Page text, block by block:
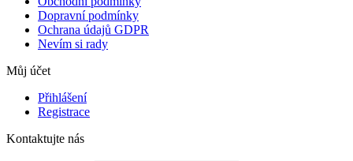
Dopravní podmínky
Ochrana údajů GDPR
Nevím si rady
Můj účet
Přihlášení
Registrace
Kontaktujte nás